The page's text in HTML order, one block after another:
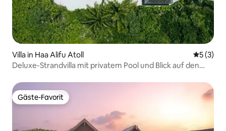
Villa in Haa Alifu Atoll
5 (3)
Deluxe-Strandvilla mit privatem Pool und Blick auf den
Gäste-Favorit
Gäste-Favorit